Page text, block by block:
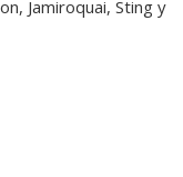
Jamiroquai, Sting y